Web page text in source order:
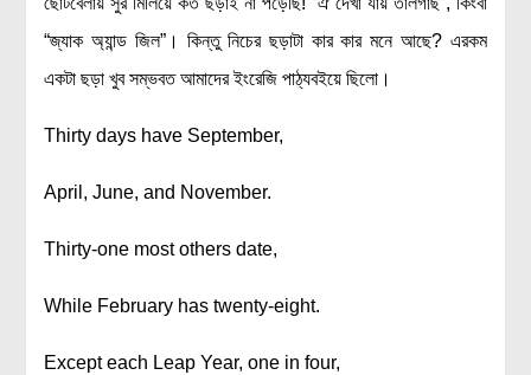
প্রকৃতি
প্রাকৃতিক দুর্যোগ
পরিবেশ দূষণ
কম্পিউটার সায়েন্স
“জ্যাক অ্যান্ড জিল”। কিন্তু নিচের ছড়াটা কার কার মনে আছে? এরকম
একটা ছড়া খুব সম্ভবত আমাদের ইংরেজি পাঠ্যবইয়ে ছিলো।
Thirty days have September,
April, June, and November.
Thirty-one most others date,
While February has twenty-eight.
Except each Leap Year, one in four,